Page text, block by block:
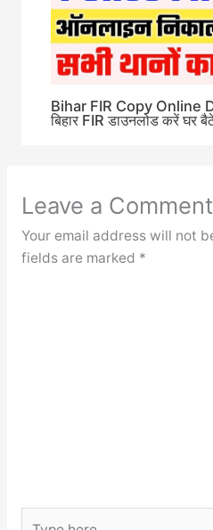
Bihar FIR Copy Online
बिहार FIR डाउनलोड करें घर
Leave a Comment
Your email address will not
fields are marked *